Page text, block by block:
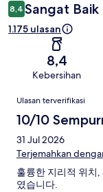
8,4 Sangat Baik
1.175 ulasan
8,4
Kebersihan
Ulasan
Ulasan terverifikasi
10/10
31 Jul 2026
Terjemahkan
훌륭한 지리적 위치
였습니다.